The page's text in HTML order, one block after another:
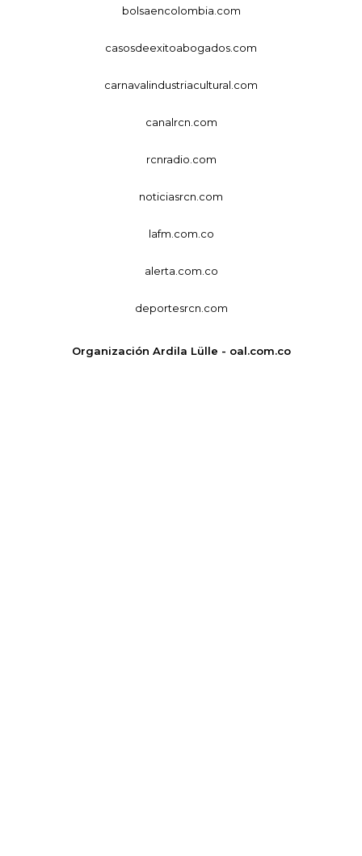
bolsaencolombia.com
casosdeexitoabogados.com
carnavalindustriacultural.com
canalrcn.com
rcnradio.com
noticiasrcn.com
lafm.com.co
alerta.com.co
deportesrcn.com
Organización Ardila Lülle - oal.com.co